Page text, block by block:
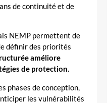
de continuité et de
NEMP permettent de
définir des priorités
améliore
de protection.
phases de conception,
les vulnérabilités